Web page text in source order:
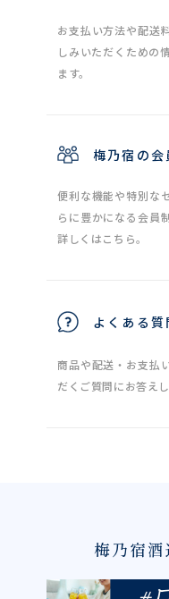
お支払い方法や配送
しみいただくための
ます。
梅乃宿の会
便利な機能や特別な
らに豊かになる会員
詳しくはこちら。
よくある
商品や配送・お支払
だくご質問にお答えし
梅乃宿酒